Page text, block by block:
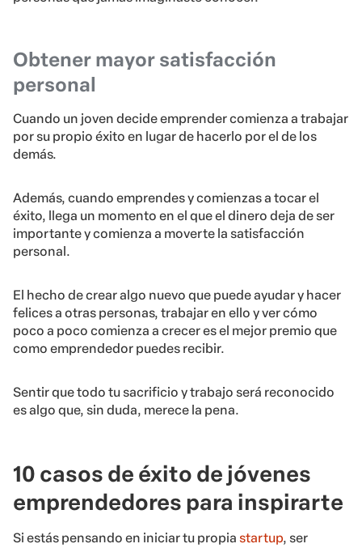
Obtener mayor satisfacción
personal
Cuando un joven decide emprender comienza a trabajar
por su propio éxito en lugar de hacerlo por el de los
demás.
Además, cuando emprendes y comienzas a tocar el
éxito, llega un momento en el que el dinero deja de ser
importante y comienza a moverte la satisfacción
personal.
El hecho de crear algo nuevo que puede ayudar y hacer
felices a otras personas, trabajar en ello y ver cómo
poco a poco comienza a crecer es el mejor premio que
como emprendedor puedes recibir.
Sentir que todo tu sacrificio y trabajo será reconocido
es algo que, sin duda, merece la pena.
10 casos de éxito de jóvenes
emprendedores para inspirarte
Si estás pensando en iniciar tu propia startup, ser